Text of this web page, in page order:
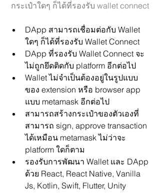
กระเป๋าใดๆ ก็ได้ที่รองรับ wallet connect
DApp สามารถเชื่อมต่อกับ Wallet
ใดๆ ก็ได้ที่รองรับ Wallet Connect
DApp ที่รองรับ Wallet Connect จะ
ไม่ถูกยึดติดกับ platform อีกต่อไป
Wallet ไม่จำเป็นต้องอยู่ในรูปแบบ
ของ extension หรือ browser app
แบบ metamask อีกต่อไป
สามารถสร้างกระเป๋าของตัวเองที่
สามารถ sign, approve transaction
ได้เหมือน metamask ไม่ว่าจะ
platform ใดก็ตาม
รองรับการพัฒนา Wallet และ DApp
ด้วย React, React Native, Vanilla
Js, Kotlin, Swift, Flutter, Unity